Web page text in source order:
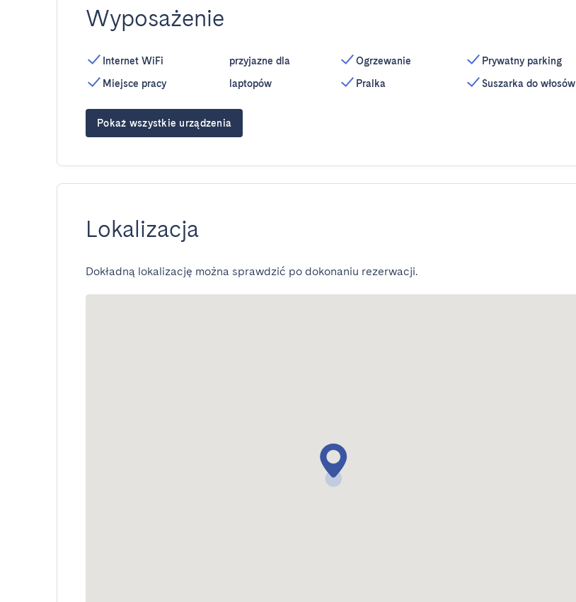
Wyposażenie
Internet WiFi
Miejsce pracy
przyjazne dla
laptopów
Ogrzewanie
Pralka
Prywatny parking
Suszarka do włosów
Pokaż wszystkie urządzenia
Lokalizacja
Dokładną lokalizację można sprawdzić po dokonaniu rezerwacji.